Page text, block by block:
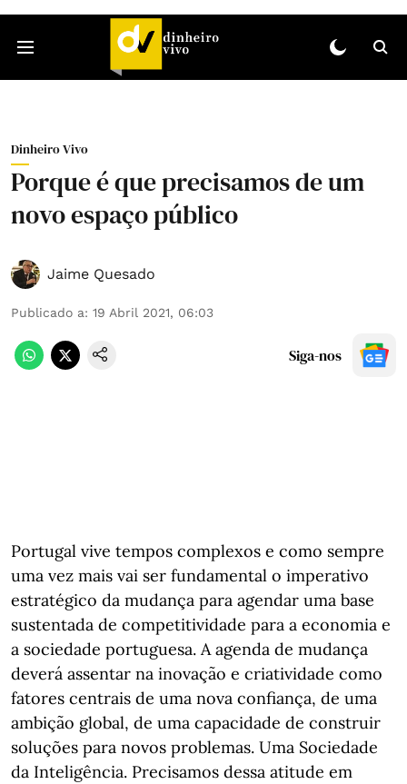
Dinheiro Vivo
Porque é que precisamos de um
novo espaço público
Jaime Quesado
Publicado a: 19 Abril 2021, 06:03
Siga-nos
Portugal vive tempos complexos e como sempre
uma vez mais vai ser fundamental o imperativo
estratégico da mudança para agendar uma base
sustentada de competitividade para a economia e
a sociedade portuguesa. A agenda de mudança
deverá assentar na inovação e criatividade como
fatores centrais de uma nova confiança, de uma
ambição global, de uma capacidade de construir
soluções para novos problemas. Uma Sociedade
da Inteligência. Precisamos dessa atitude em